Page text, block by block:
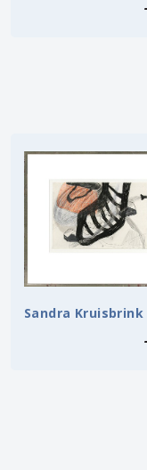
Sandra Kruisbrink